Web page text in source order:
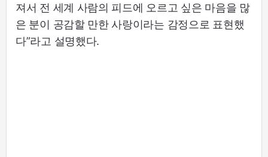
져서 전 세계 사람의 피드에 오르고 싶은 마음을 많
은 분이 공감할 만한 사랑이라는 감정으로 표현했
다”라고 설명했다.